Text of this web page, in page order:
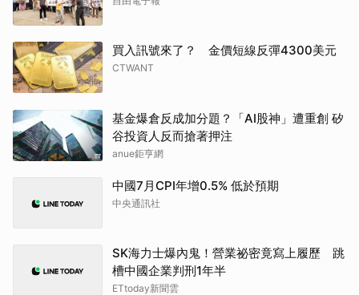
買入訊號來了？ 金價短線反彈4300美元
CTWANT
基金爆倉反成加分題？「AI股神」遭重創 矽
谷投資人反而搶著押注
anue鉅亨網
中國7月CPI年增0.5% 低於預期
中央通訊社
SK海力士爆內鬼！營業祕密竟寫上履歷 跳
槽中國企業判刑1年半
ETtoday新聞雲